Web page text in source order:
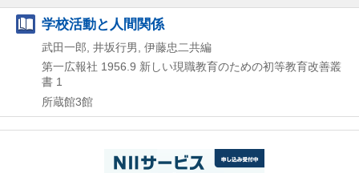
学校活動と人間関係
武田一郎, 井坂行男, 伊藤忠二共編
第一広報社 1956.9 新しい現職教育のための初等教育改善叢
書 1
所蔵館3館